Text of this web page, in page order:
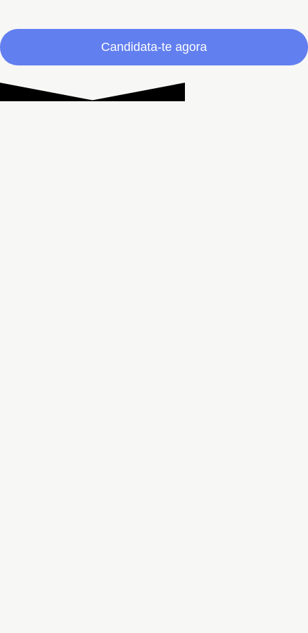
Candidata-te agora